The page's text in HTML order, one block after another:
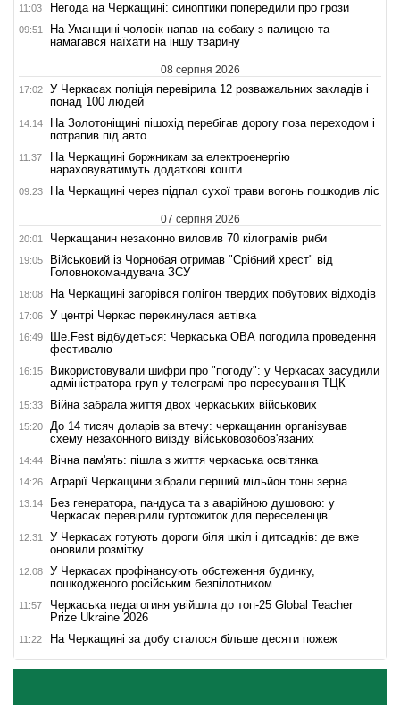
11:03 Негода на Черкащині: синоптики попередили про грози
09:51
На Уманщині чоловік напав на собаку з палицею та
намагався наїхати на іншу тварину
08 серпня 2026
17:02
У Черкасах поліція перевірила 12 розважальних закладів і
понад 100 людей
14:14
На Золотоніщині пішохід перебігав дорогу поза переходом і
потрапив під авто
11:37
На Черкащині боржникам за електроенергію
нараховуватимуть додаткові кошти
09:23 На Черкащині через підпал сухої трави вогонь пошкодив ліс
07 серпня 2026
20:01 Черкащанин незаконно виловив 70 кілограмів риби
19:05
Військовий із Чорнобая отримав "Срібний хрест" від
Головнокомандувача ЗСУ
18:08 На Черкащині загорівся полігон твердих побутових відходів
17:06 У центрі Черкас перекинулася автівка
16:49
Ше.Fest відбудеться: Черкаська ОВА погодила проведення
фестивалю
16:15
Використовували шифри про "погоду": у Черкасах засудили
адміністратора груп у телеграмі про пересування ТЦК
15:33 Війна забрала життя двох черкаських військових
15:20
До 14 тисяч доларів за втечу: черкащанин організував
схему незаконного виїзду військовозобов'язаних
14:44 Вічна пам'ять: пішла з життя черкаська освітянка
14:26 Аграрії Черкащини зібрали перший мільйон тонн зерна
13:14
Без генератора, пандуса та з аварійною душовою: у
Черкасах перевірили гуртожиток для переселенців
12:31
У Черкасах готують дороги біля шкіл і дитсадків: де вже
оновили розмітку
12:08
У Черкасах профінансують обстеження будинку,
пошкодженого російським безпілотником
11:57
Черкаська педагогиня увійшла до топ-25 Global Teacher
Prize Ukraine 2026
11:22 На Черкащині за добу сталося більше десяти пожеж